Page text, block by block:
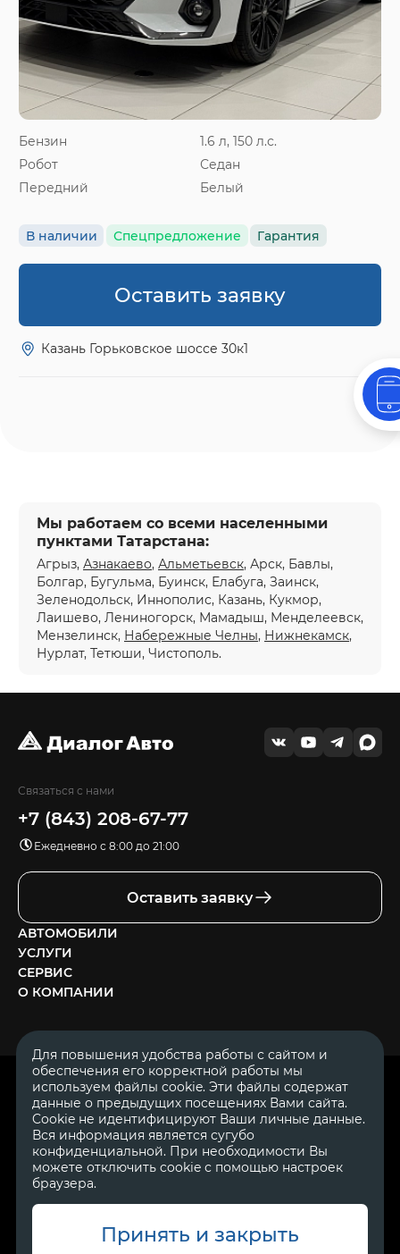
Бензин
1.6 л, 150 л.с.
Робот
Седан
Передний
Белый
В наличии Спецпредложение Гарантия
Оставить заявку
Казань Горьковское шоссе 30к1
Мы работаем со всеми населенными
пунктами Татарстана:
Агрыз, Азнакаево, Альметьевск, Арск, Бавлы,
Болгар, Бугульма, Буинск, Елабуга, Заинск,
Зеленодольск, Иннополис, Казань, Кукмор,
Лаишево, Лениногорск, Мамадыш, Менделеевск,
Мензелинск, Набережные Челны, Нижнекамск,
Нурлат, Тетюши, Чистополь.
Связаться с нами
+7 (843) 208-67-77
Ежедневно с 8:00 до 21:00
Оставить заявку
АВТОМОБИЛИ
УСЛУГИ
СЕРВИС
О КОМПАНИИ
© 2007—2026 «Диалог Авто» — автосалон. Все права защищены.
Обращаем Ваше внимание на то, что данный Интернет-сайт
носит исключительно информационный характер и ни при
каких условиях не является публичной офертой, определяемой
положениями Статьи 437 Гражданского Кодекса Российской
Федерации.Для получения подробной информации о
продажам автосалонов Диалог Авто. Для получения
страховании, техническом обслуживании и ремонте
автомобилей, запасных частях, дополнительном оборудовании,
ОГРН 1111644005153
ИНН 1644062657
Для повышения удобства работы с сайтом и
обеспечения его корректной работы мы
используем файлы cookie. Эти файлы содержат
данные о предыдущих посещениях Вами сайта.
Cookie не идентифицируют Ваши личные данные.
Вся информация является сугубо
конфиденциальной. При необходимости Вы
можете отключить cookie с помощью настроек
браузера.
Принять и закрыть